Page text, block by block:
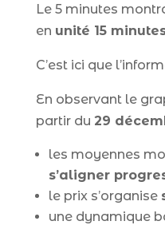
Le 5 minutes
en unité 15
C’est ici que
En observant le
partir du 29
les moyennes
s’aligner
le prix s’organise
une dynamique